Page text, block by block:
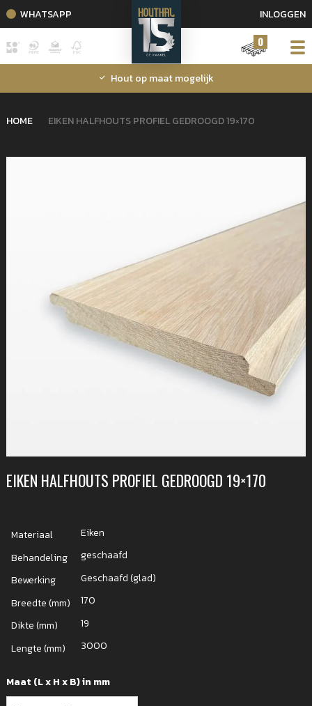
WHATSAPP
INLOGGEN
0
Hout op maat mogelijk
HOME EIKEN HALFHOUTS PROFIEL GEDROOGD 19×170
EIKEN HALFHOUTS PROFIEL GEDROOGD 19×170
Materiaal
Eiken
Behandeling
geschaafd
Bewerking
Geschaafd (glad)
Breedte (mm)
170
Dikte (mm)
19
Lengte (mm)
3000
Maat (L x H x B) in mm